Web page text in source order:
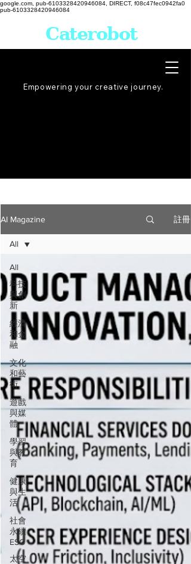
google.com, pub-6103328420946084, DIRECT, f08c47fec0942fa0
pub-6103328420946084
Empowering your creative journey.
Caterobot
AI Magazine 註冊
All
科技
與創
新
經濟
和金
融
文化
和藝
術
遊戲
與媒
體
學習
與教
育
健康
與生
活
社會
永續
ESG
太空
All